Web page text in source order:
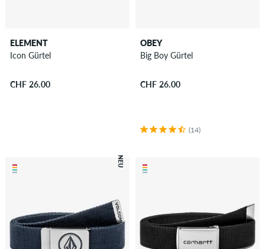
ELEMENT
Icon Gürtel
CHF 26.00
OBEY
Big Boy Gürtel
CHF 26.00
(14)
NEU